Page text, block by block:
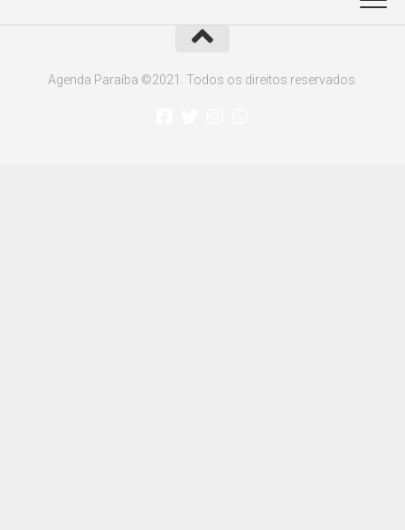
Agenda Paraíba ©2021. Todos os direitos reservados.